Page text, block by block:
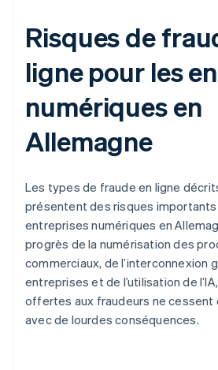
Risques de
ligne pour les
numériques en
Allemagne
Les types de fraude en ligne
présentent des risques importants
entreprises numériques en
progrès de la numérisation des
commerciaux, de l’interconnexion
entreprises et de l’utilisation de
offertes aux fraudeurs ne cessent
avec de lourdes conséquences.